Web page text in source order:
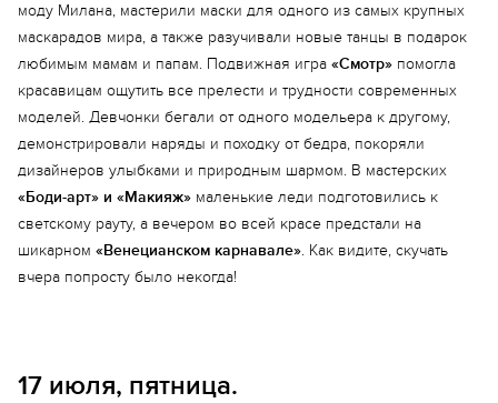
моду Милана, мастерили маски для одного из самых крупных
маскарадов мира, а также разучивали новые танцы в подарок
любимым мамам и папам. Подвижная игра «Смотр» помогла
красавицам ощутить все прелести и трудности современных
моделей. Девчонки бегали от одного модельера к другому,
демонстрировали наряды и походку от бедра, покоряли
дизайнеров улыбками и природным шармом. В мастерских
«Боди-арт» и «Макияж» маленькие леди подготовились к
светскому рауту, а вечером во всей красе предстали на
шикарном «Венецианском карнавале». Как видите, скучать
вчера попросту было некогда!
17 июля, пятница.